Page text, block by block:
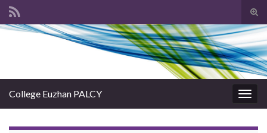
Search for:
College Euzhan PALCY